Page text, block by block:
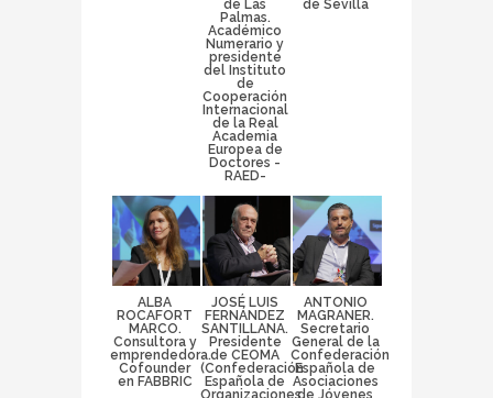
de Las
Palmas.
Académico
Numerario y
presidente
del Instituto
de
Cooperación
Internacional
de la Real
Academia
Europea de
Doctores -
RAED-
de Sevilla
ALBA
ROCAFORT
MARCO.
Consultora y
emprendedora.
Cofounder
en FABBRIC
JOSÉ LUIS
FERNÁNDEZ
SANTILLANA.
Presidente
de CEOMA
(Confederación
Española de
Organizaciones
ANTONIO
MAGRANER.
Secretario
General de la
Confederación
Española de
Asociaciones
de Jóvenes